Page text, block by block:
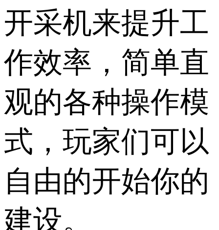
开采机来提升工
作效率，简单直
观的各种操作模
式，玩家们可以
自由的开始你的
建设。